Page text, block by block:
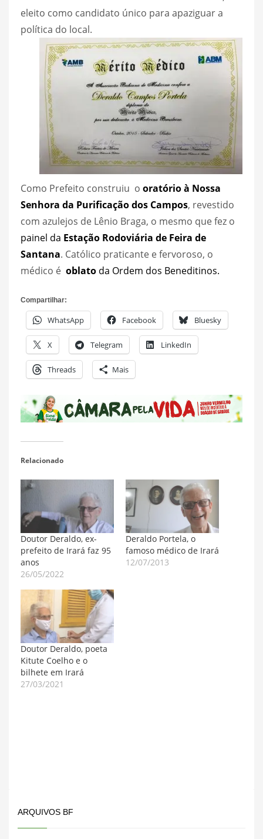
eleito como candidato único para apaziguar a
política do local.
Como Prefeito construiu o oratório à Nossa
Senhora da Purificação dos Campos, revestido
com azulejos de Lênio Braga, o mesmo que fez o
painel da Estação Rodoviária de Feira de
Santana. Católico praticante e fervoroso, o
médico é oblato da Ordem dos Beneditinos.
Compartilhar:
WhatsApp Facebook Bluesky
X Telegram LinkedIn
Threads Mais
Relacionado
Doutor Deraldo, ex-
prefeito de Irará faz 95
anos
26/05/2022
Deraldo Portela, o
famoso médico de Irará
12/07/2013
Doutor Deraldo, poeta
Kitute Coelho e o
bilhete em Irará
27/03/2021
ARQUIVOS BF